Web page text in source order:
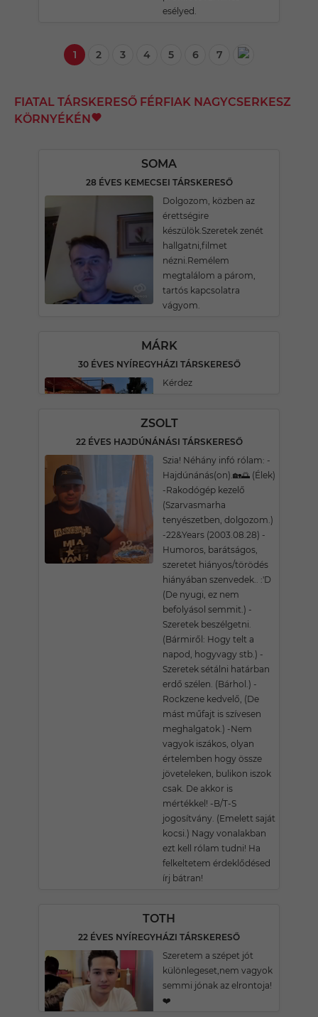
esélyed.
1 2 3 4 5 6 7
FIATAL TÁRSKERESŐ FÉRFIAK NAGYCSERKESZ
KÖRNYÉKÉN
SOMA
28 ÉVES KEMECSEI TÁRSKERESŐ
Dolgozom, közben az
érettségire
készülök.Szeretek zenét
hallgatni,filmet
nézni.Remélem
megtalálom a párom,
tartós kapcsolatra
vágyom.
MÁRK
30 ÉVES NYÍREGYHÁZI TÁRSKERESŐ
Kérdez
ZSOLT
22 ÉVES HAJDÚNÁNÁSI TÁRSKERESŐ
Szia! Néhány infó rólam: -
Hajdúnánás(on).🏡🌅 (Élek)
-Rakodógép kezelő
(Szarvasmarha
tenyészetben, dolgozom.)
-22&Years (2003.08.28) -
Humoros, barátságos,
szeretet hiányos/törödés
hiányában szenvedek.. :'D
(De nyugi, ez nem
befolyásol semmit.) -
Szeretek beszélgetni.
(Bármiről: Hogy telt a
napod, hogyvagy stb.) -
Szeretek sétálni határban
erdő szélen. (Bárhol.) -
Rockzene kedvelő, (De
mást műfajt is szívesen
meghalgatok.) -Nem
vagyok iszákos, olyan
értelemben hogy össze
jöveteleken, bulikon iszok
csak. De akkor is
mértékkel! -B/T-S
jogosítvány. (Emelett saját
kocsi.) Nagy vonalakban
ezt kell rólam tudni! Ha
felkeltetem érdeklődésed
írj bátran!
TOTH
22 ÉVES NYÍREGYHÁZI TÁRSKERESŐ
Szeretem a szépet jót
különlegeset,nem vagyok
semmi jónak az elrontoja!
❤️